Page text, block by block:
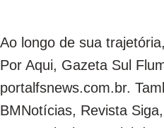
Ao longo de sua
Por Aqui, Gazeta Sul
portalfsnews.com.br.
BMNotícias, Revista